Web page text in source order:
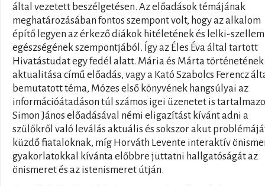
által vezetett beszélgetésen. Az előadások témájának
meghatározásában fontos szempont volt, hogy az alkalom
építő legyen az érkező diákok hitéletének és lelki-
egészségének szempontjából. Így az Éles Éva által tartott
Hivatástudat egy fedél alatt. Mária és Márta történetének
aktualitása című előadás, vagy a Kató Szabolcs Ferencz
bemutatott téma, Mózes első könyvének hangsúlyai az
információátadáson túl számos igei üzenetet is
Simon János előadásával némi eligazítást kívánt adni a
szülőkről való leválás aktuális és sokszor akut
küzdő fiataloknak, míg Horváth Levente interaktív
gyakorlatokkal kívánta előbbre juttatni hallgatóságát az
önismeret és az istenismeret útján.